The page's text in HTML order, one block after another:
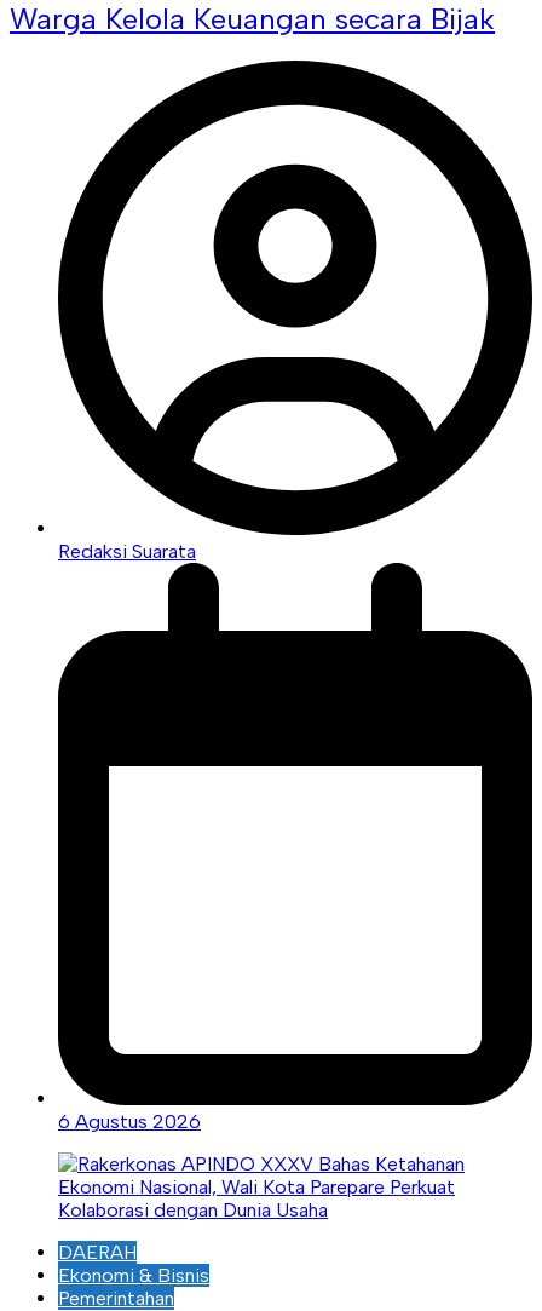
Warga Kelola Keuangan secara Bijak
Redaksi Suarata
6 Agustus 2026
DAERAH
Ekonomi & Bisnis
Pemerintahan